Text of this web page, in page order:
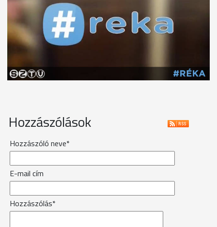
Hozzászólások
Hozzászóló neve*
E-mail cím
Hozzászólás*